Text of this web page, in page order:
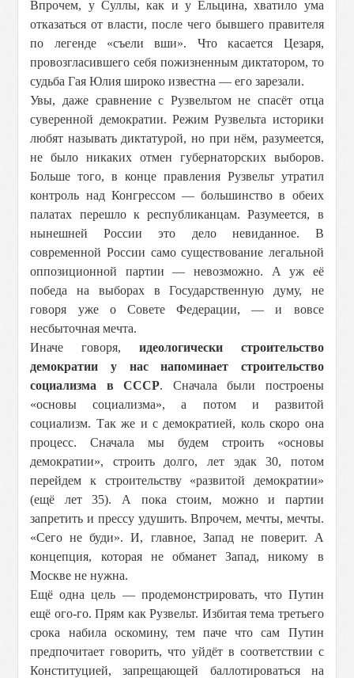
Впрочем, у Суллы, как и у Ельцина, хватило ума
отказаться от власти, после чего бывшего правителя
по легенде «съели вши». Что касается Цезаря,
провозгласившего себя пожизненным диктатором, то
судьба Гая Юлия широко известна — его зарезали.
Увы, даже сравнение с Рузвельтом не спасёт отца
суверенной демократии. Режим Рузвельта историки
любят называть диктатурой, но при нём, разумеется,
не было никаких отмен губернаторских выборов.
Больше того, в конце правления Рузвельт утратил
контроль над Конгрессом — большинство в обеих
палатах перешло к республиканцам. Разумеется, в
нынешней России это дело невиданное. В
современной России само существование легальной
оппозиционной партии — невозможно. А уж её
победа на выборах в Государственную думу, не
говоря уже о Совете Федерации, — и вовсе
несбыточная мечта.
Иначе говоря, идеологически строительство
демократии у нас напоминает строительство
социализма в СССР. Сначала были построены
«основы социализма», а потом и развитой
социализм. Так же и с демократией, коль скоро она
процесс. Сначала мы будем строить «основы
демократии», строить долго, лет эдак 30, потом
перейдем к строительству «развитой демократии»
(ещё лет 35). А пока стоим, можно и партии
запретить и прессу удушить. Впрочем, мечты, мечты.
«Сего не буди». И, главное, Запад не поверит. А
концепция, которая не обманет Запад, никому в
Москве не нужна.
Ещё одна цель — продемонстрировать, что Путин
ещё ого-го. Прям как Рузвельт. Избитая тема третьего
срока набила оскомину, тем паче что сам Путин
предпочитает говорить, что уйдёт в соответствии с
Конституцией, запрещающей баллотироваться на